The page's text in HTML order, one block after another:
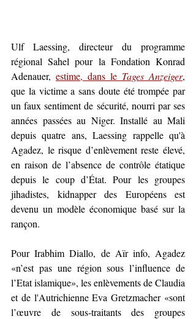
Ulf Laessing, directeur du programme
régional Sahel pour la Fondation Konrad
Adenauer, estime, dans le Tages Anzeiger,
que la victime a sans doute été trompée par
un faux sentiment de sécurité, nourri par ses
années passées au Niger. Installé au Mali
depuis quatre ans, Laessing rappelle qu'à
Agadez, le risque d’enlèvement reste élevé,
en raison de l’absence de contrôle étatique
depuis le coup d’État. Pour les groupes
jihadistes, kidnapper des Européens est
devenu un modèle économique basé sur la
rançon.
Pour Irabhim Diallo, de Aïr info,
«n’est pas une région sous l’influence de
l’Etat islamique», les enlèvements de Claudia
et de l'Autrichienne Eva Gretzmacher «sont
l’œuvre de sous-traitants des groupes